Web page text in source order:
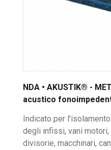
NDA • AKUSTIK® -
acustico
Indicato per
degli infissi, vani
divisorie, macchinari,